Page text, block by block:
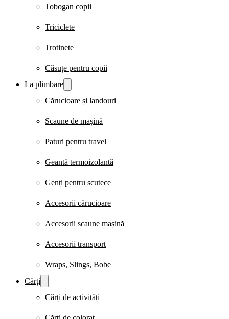
Tobogan copii
Triciclete
Trotinete
Căsuțe pentru copii
La plimbare
Cărucioare și landouri
Scaune de mașină
Paturi pentru travel
Geantă termoizolantă
Genți pentru scutece
Accesorii cărucioare
Accesorii scaune mașină
Accesorii transport
Wraps, Slings, Bobe
Cărți
Cărți de activități